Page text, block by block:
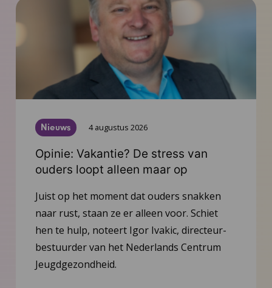
Nieuws 4 augustus 2026
Opinie: Vakantie? De stress van
ouders loopt alleen maar op
Juist op het moment dat ouders snakken
naar rust, staan ze er alleen voor. Schiet
hen te hulp, noteert Igor Ivakic, directeur-
bestuurder van het Nederlands Centrum
Jeugdgezondheid.